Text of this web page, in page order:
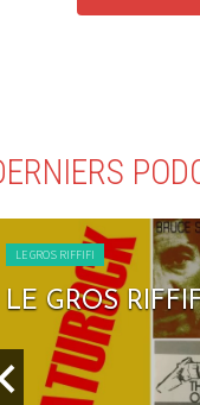
LE GROS RIFFIFI
LE GROS